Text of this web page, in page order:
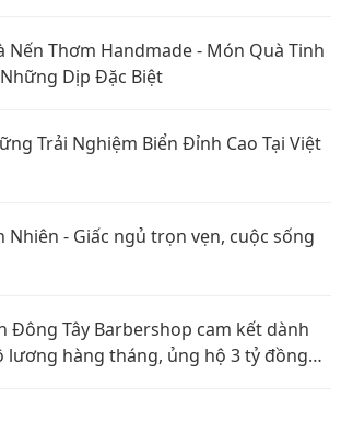
Nến Thơm Handmade - Món Quà Tinh
Dịp Đặc Biệt
Trải Nghiệm Biển Đỉnh Cao Tại Việt
Nhiên - Giấc ngủ trọn vẹn, cuộc sống
Đông Tây Barbershop cam kết dành
lương hàng tháng, ủng hộ 3 tỷ đồng